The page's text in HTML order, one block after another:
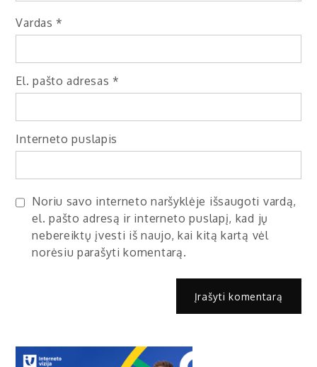
Vardas *
El. pašto adresas *
Interneto puslapis
Noriu savo interneto naršyklėje išsaugoti vardą,
el. pašto adresą ir interneto puslapį, kad jų
nebereiktų įvesti iš naujo, kai kitą kartą vėl
norėsiu parašyti komentarą.